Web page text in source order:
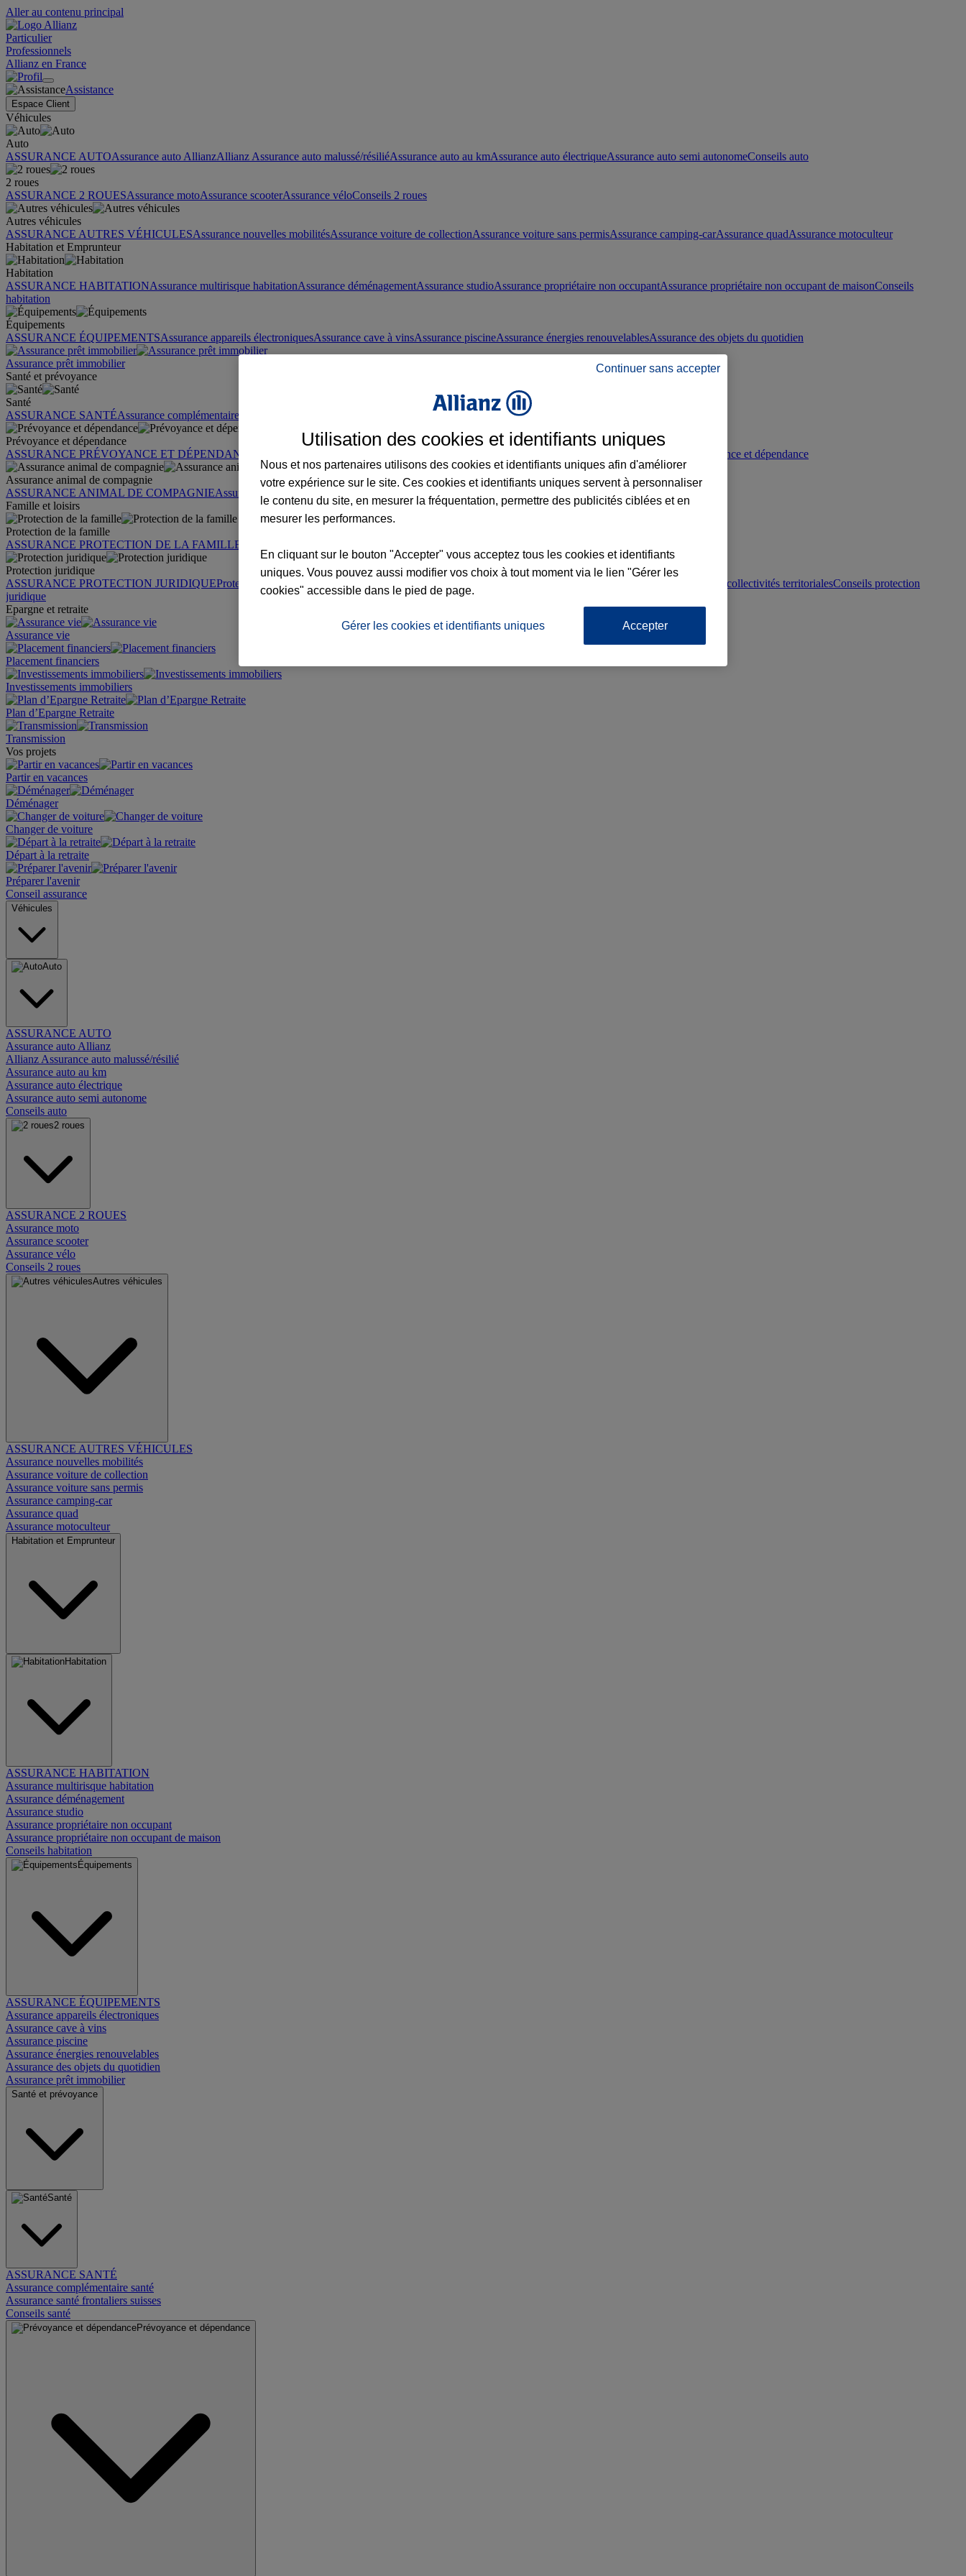
Aller au contenu principal
Particulier
Professionnels
Allianz en France
Assistance
Espace Client
Véhicules
Auto
ASSURANCE AUTOAssurance auto AllianzAllianz Assurance auto malussé/résiliéAssurance auto au kmAssurance auto électriqueAssurance auto semi autonomeConseils auto
2 roues
ASSURANCE 2 ROUESAssurance motoAssurance scooterAssurance véloConseils 2 roues
Autres véhicules
ASSURANCE AUTRES VÉHICULESAssurance nouvelles mobilitésAssurance voiture de collectionAssurance voiture sans permisAssurance camping-carAssurance quadAssurance motoculteur
Habitation et Emprunteur
Habitation
ASSURANCE HABITATIONAssurance multirisque habitationAssurance déménagementAssurance studioAssurance propriétaire non occupantAssurance propriétaire non occupant de maisonConseils
habitation
Équipements
ASSURANCE ÉQUIPEMENTSAssurance appareils électroniquesAssurance cave à vinsAssurance piscineAssurance énergies renouvelablesAssurance des objets du quotidien
Assurance prêt immobilier
Santé et prévoyance
Santé
ASSURANCE SANTÉAssurance complémentaire santé Conseils santé
Prévoyance et dépendance
ASSURANCE PRÉVOYANCE ET DÉPENDANCE
Conseils prévoyance et dépendance
Assurance animal de compagnie
ASSURANCE ANIMAL DE COMPAGNIEAssurance chien Assurance chat
Conseils animal de compagnie
Famille et loisirs
Protection de la famille
ASSURANCE PROTECTION DE LA FAMILLE
Protection juridique
ASSURANCE PROTECTION JURIDIQUEProtection juridique particuliers Protection juridique immobilière Protection juridique collectivités territorialesConseils protection
juridique
Epargne et retraite
Assurance vie
Placement financiers
Investissements immobiliers
Plan d’Epargne Retraite
Transmission
Vos projets
Partir en vacances
Déménager
Changer de voiture
Départ à la retraite
Préparer l'avenir
Conseil assurance
Véhicules
Auto
ASSURANCE AUTO
Assurance auto Allianz
Allianz Assurance auto malussé/résilié
Assurance auto au km
Assurance auto électrique
Assurance auto semi autonome
Conseils auto
2 roues
ASSURANCE 2 ROUES
Assurance moto
Assurance scooter
Assurance vélo
Conseils 2 roues
Autres véhicules
ASSURANCE AUTRES VÉHICULES
Assurance nouvelles mobilités
Assurance voiture de collection
Assurance voiture sans permis
Assurance camping-car
Assurance quad
Assurance motoculteur
Habitation et Emprunteur
Habitation
ASSURANCE HABITATION
Assurance multirisque habitation
Assurance déménagement
Assurance studio
Assurance propriétaire non occupant
Assurance propriétaire non occupant de maison
Conseils habitation
Équipements
ASSURANCE ÉQUIPEMENTS
Assurance appareils électroniques
Assurance cave à vins
Assurance piscine
Assurance énergies renouvelables
Assurance des objets du quotidien
Assurance prêt immobilier
Santé et prévoyance
Santé
ASSURANCE SANTÉ
Assurance complémentaire santé
Assurance santé frontaliers suisses
Conseils santé
Prévoyance et dépendance
Continuer sans accepter
Utilisation des cookies et identifiants uniques
Nous et nos partenaires utilisons des cookies et identifiants uniques afin d'améliorer
votre expérience sur le site. Ces cookies et identifiants uniques servent à personnaliser
le contenu du site, en mesurer la fréquentation, permettre des publicités ciblées et en
mesurer les performances.
En cliquant sur le bouton "Accepter" vous acceptez tous les cookies et identifiants
uniques. Vous pouvez aussi modifier vos choix à tout moment via le lien "Gérer les
cookies" accessible dans le pied de page.
Gérer les cookies et identifiants uniques Accepter